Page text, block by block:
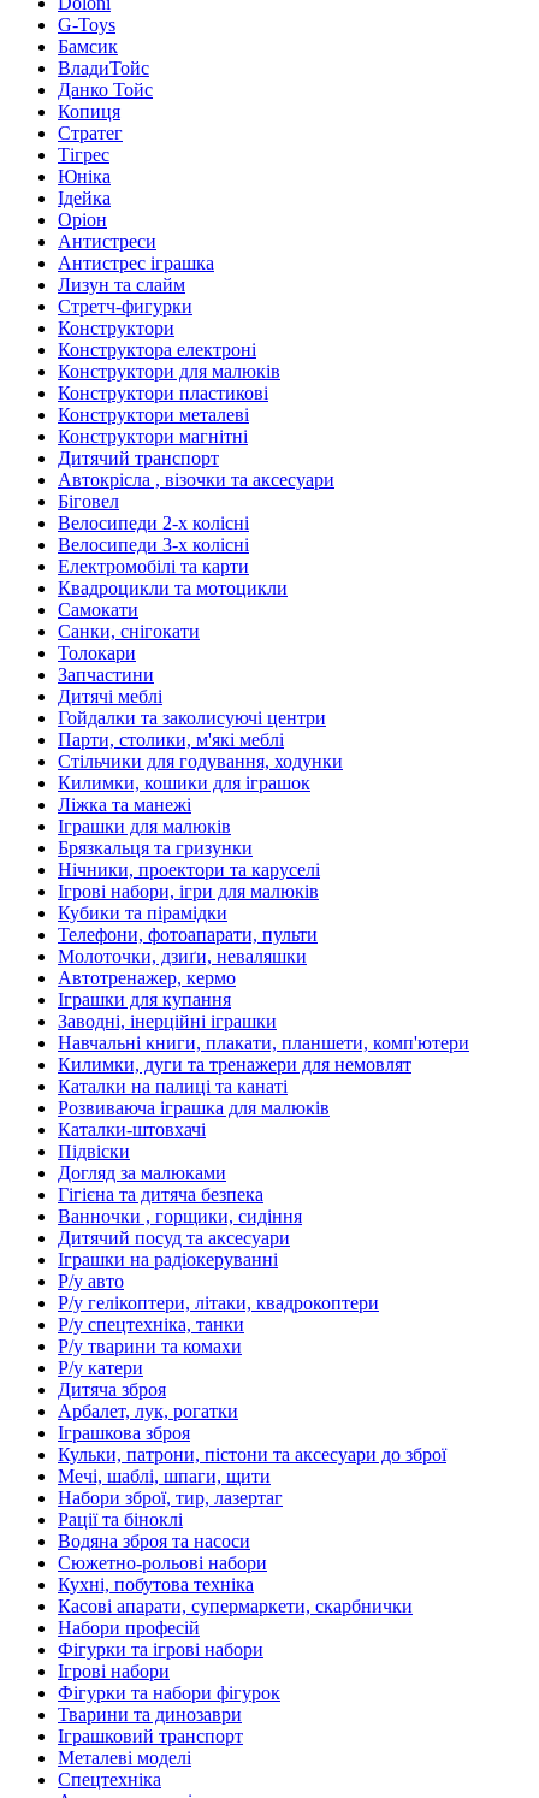
G-Toys
Бамсик
ВладиТойс
Данко Тойс
Копиця
Стратег
Тігрес
Юніка
Ідейка
Оріон
Антистреси
Антистрес іграшка
Лизун та слайм
Стретч-фигурки
Конструктори
Конструктора електроні
Конструктори для малюків
Конструктори пластикові
Конструктори металеві
Конструктори магнітні
Дитячий транспорт
Автокрісла , візочки та аксесуари
Біговел
Велосипеди 2-х колісні
Велосипеди 3-х колісні
Електромобілі та карти
Квадроцикли та мотоцикли
Самокати
Санки, снігокати
Толокари
Запчастини
Дитячі меблі
Гойдалки та заколисуючі центри
Парти, столики, м'які меблі
Стільчики для годування, ходунки
Килимки, кошики для іграшок
Ліжка та манежі
Іграшки для малюків
Брязкальця та гризунки
Нічники, проектори та каруселі
Ігрові набори, ігри для малюків
Кубики та пірамідки
Телефони, фотоапарати, пульти
Молоточки, дзиґи, неваляшки
Автотренажер, кермо
Іграшки для купання
Заводні, інерційні іграшки
Навчальні книги, плакати, планшети, комп'ютери
Килимки, дуги та тренажери для немовлят
Каталки на палиці та канаті
Розвиваюча іграшка для малюків
Каталки-штовхачі
Підвіски
Догляд за малюками
Гігієна та дитяча безпека
Ванночки , горщики, сидіння
Дитячий посуд та аксесуари
Іграшки на радіокеруванні
Р/у авто
Р/у гелікоптери, літаки, квадрокоптери
Р/у спецтехніка, танки
Р/у тварини та комахи
Р/у катери
Дитяча зброя
Арбалет, лук, рогатки
Іграшкова зброя
Кульки, патрони, пістони та аксесуари до зброї
Мечі, шаблі, шпаги, щити
Набори зброї, тир, лазертаг
Рації та біноклі
Водяна зброя та насоси
Сюжетно-рольові набори
Кухні, побутова техніка
Касові апарати, супермаркети, скарбнички
Набори професій
Фігурки та ігрові набори
Ігрові набори
Фігурки та набори фігурок
Тварини та динозаври
Іграшковий транспорт
Металеві моделі
Спецтехніка